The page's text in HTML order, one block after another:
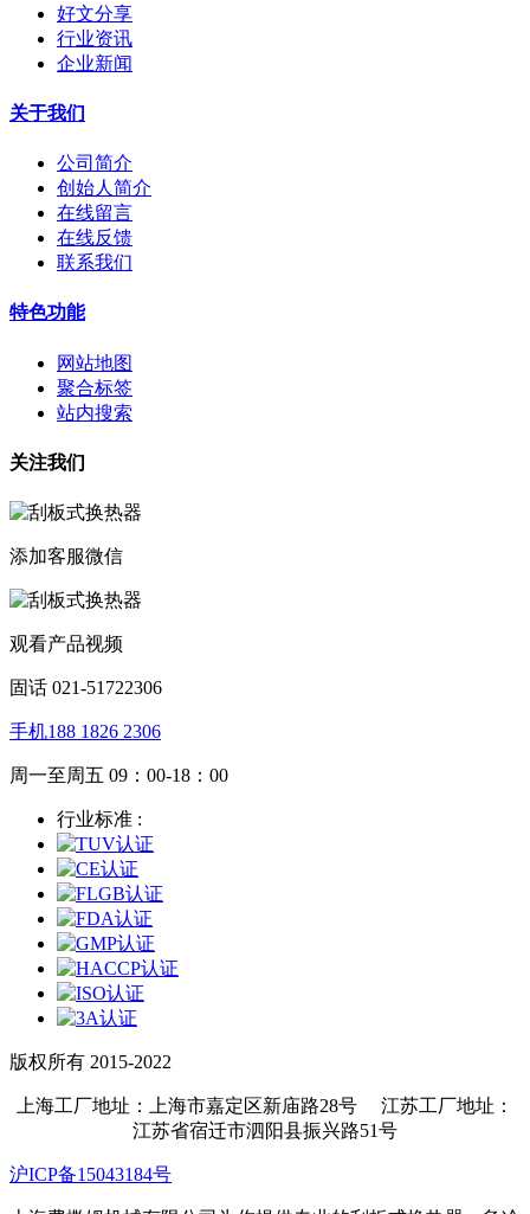
好文分享
行业资讯
企业新闻
关于我们
公司简介
创始人简介
在线留言
在线反馈
联系我们
特色功能
网站地图
聚合标签
站内搜索
关注我们
添加客服微信
观看产品视频
固话 021-51722306
手机188 1826 2306
周一至周五 09：00-18：00
行业标准 :
版权所有 2015-2022
上海工厂地址：上海市嘉定区新庙路28号 江苏工厂地址：
江苏省宿迁市泗阳县振兴路51号
沪ICP备15043184号